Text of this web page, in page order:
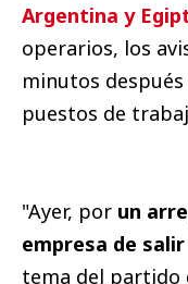
Argentina y
operarios, los
minutos
puestos de
"Ayer, por un
empresa de salir
tema del partido